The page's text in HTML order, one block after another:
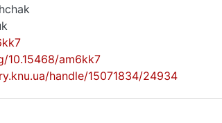
10.15468/am6kk7
handle/15071834/24934